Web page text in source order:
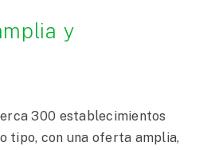
y
300 establecimientos
tipo, con una oferta amplia,